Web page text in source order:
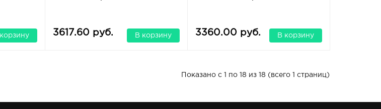
3617.60 руб. В корзину 3360.00 руб. В корзину
Показано с 1 по 18 из 18 (всего 1 страниц)